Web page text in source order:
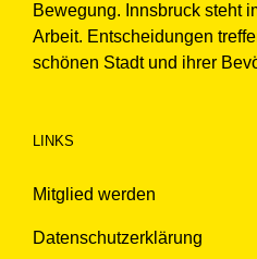
Bewegung. Innsbruck steht
Arbeit. Entscheidungen
schönen Stadt und ihrer
LINKS
Mitglied werden
Datenschutzerklärung